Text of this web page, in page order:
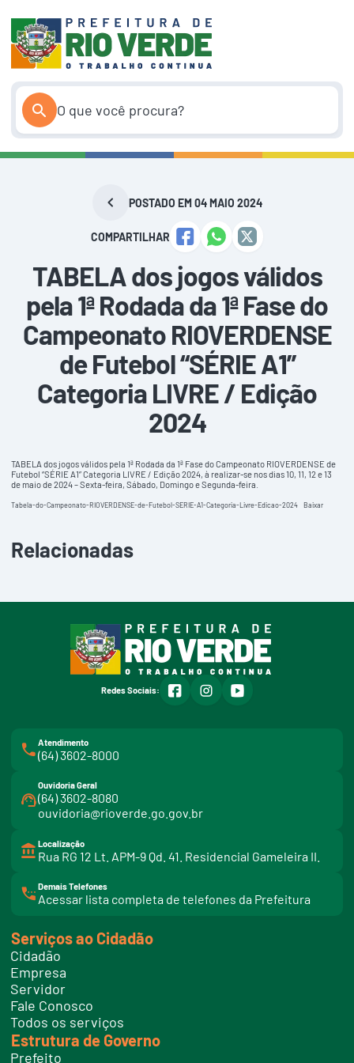
conteúdo
POSTADO EM 04 MAIO 2024
COMPARTILHAR
TABELA dos jogos válidos
pela 1ª Rodada da 1ª Fase do
Campeonato RIOVERDENSE
de Futebol “SÉRIE A1”
Categoria LIVRE / Edição
2024
TABELA dos jogos válidos pela 1ª Rodada da 1ª Fase do Campeonato RIOVERDENSE de
Futebol “SÉRIE A1” Categoria LIVRE / Edição 2024, à realizar-se nos dias 10, 11, 12 e 13
de maio de 2024 – Sexta-feira, Sábado, Domingo e Segunda-feira.
Tabela-do-Campeonato-RIOVERDENSE-de-Futebol-SERIE-A1-Categoria-Livre-Edicao-2024 Baixar
Relacionadas
Redes Sociais: facebookinstagramyoutube
Atendimento
(64) 3602-8000
Ouvidoria Geral
(64) 3602-8080
ouvidoria@rioverde.go.gov.br
Localização
Rua RG 12 Lt. APM-9 Qd. 41. Residencial Gameleira II.
Demais Telefones
Acessar lista completa de telefones da Prefeitura
i
t
e
l
f
o
e
s
Serviços ao Cidadão
Cidadão
Empresa
Servidor
Fale Conosco
Todos os serviços
Estrutura de Governo
Prefeito